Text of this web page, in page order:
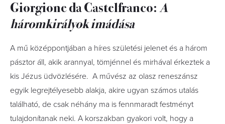
Giorgione da Castelfranco:A
háromkirályok imádása
A mű középpontjában a híres születési jelenet és a három
pásztor áll, akik arannyal, tömjénnel és mirhával érkeztek a
kis Jézus üdvözlésére. A művész az olasz reneszánsz
egyik legrejtélyesebb alakja, akire ugyan számos utalás
található, de csak néhány ma is fennmaradt festményt
tulajdonítanak neki. A korszakban gyakori volt, hogy a